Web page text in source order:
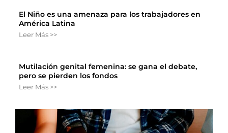
El Niño es una amenaza para los trabajadores en
América Latina
Leer Más >>
Mutilación genital femenina: se gana el debate,
pero se pierden los fondos
Leer Más >>